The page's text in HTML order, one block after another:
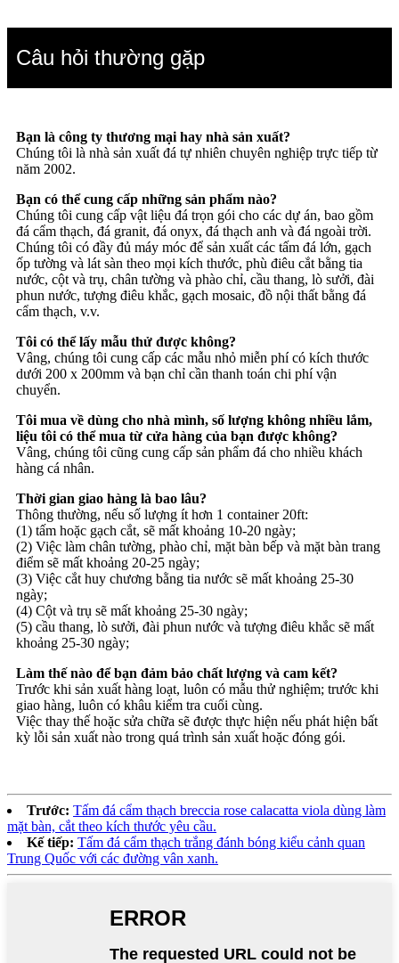
Câu hỏi thường gặp
Bạn là công ty thương mại hay nhà sản xuất?
Chúng tôi là nhà sản xuất đá tự nhiên chuyên nghiệp trực tiếp từ
năm 2002.
Bạn có thể cung cấp những sản phẩm nào?
Chúng tôi cung cấp vật liệu đá trọn gói cho các dự án, bao gồm
đá cẩm thạch, đá granit, đá onyx, đá thạch anh và đá ngoài trời.
Chúng tôi có đầy đủ máy móc để sản xuất các tấm đá lớn, gạch
ốp tường và lát sàn theo mọi kích thước, phù điêu cắt bằng tia
nước, cột và trụ, chân tường và phào chỉ, cầu thang, lò sưởi, đài
phun nước, tượng điêu khắc, gạch mosaic, đồ nội thất bằng đá
cẩm thạch, v.v.
Tôi có thể lấy mẫu thử được không?
Vâng, chúng tôi cung cấp các mẫu nhỏ miễn phí có kích thước
dưới 200 x 200mm và bạn chỉ cần thanh toán chi phí vận
chuyển.
Tôi mua về dùng cho nhà mình, số lượng không nhiều lắm,
liệu tôi có thể mua từ cửa hàng của bạn được không?
Vâng, chúng tôi cũng cung cấp sản phẩm đá cho nhiều khách
hàng cá nhân.
Thời gian giao hàng là bao lâu?
Thông thường, nếu số lượng ít hơn 1 container 20ft:
(1) tấm hoặc gạch cắt, sẽ mất khoảng 10-20 ngày;
(2) Việc làm chân tường, phào chỉ, mặt bàn bếp và mặt bàn trang
điểm sẽ mất khoảng 20-25 ngày;
(3) Việc cắt huy chương bằng tia nước sẽ mất khoảng 25-30
ngày;
(4) Cột và trụ sẽ mất khoảng 25-30 ngày;
(5) cầu thang, lò sưởi, đài phun nước và tượng điêu khắc sẽ mất
khoảng 25-30 ngày;
Làm thế nào để bạn đảm bảo chất lượng và cam kết?
Trước khi sản xuất hàng loạt, luôn có mẫu thử nghiệm; trước khi
giao hàng, luôn có khâu kiểm tra cuối cùng.
Việc thay thế hoặc sửa chữa sẽ được thực hiện nếu phát hiện bất
kỳ lỗi sản xuất nào trong quá trình sản xuất hoặc đóng gói.
Trước: Tấm đá cẩm thạch breccia rose calacatta viola dùng làm
mặt bàn, cắt theo kích thước yêu cầu.
Kế tiếp: Tấm đá cẩm thạch trắng đánh bóng kiểu cảnh quan
Trung Quốc với các đường vân xanh.